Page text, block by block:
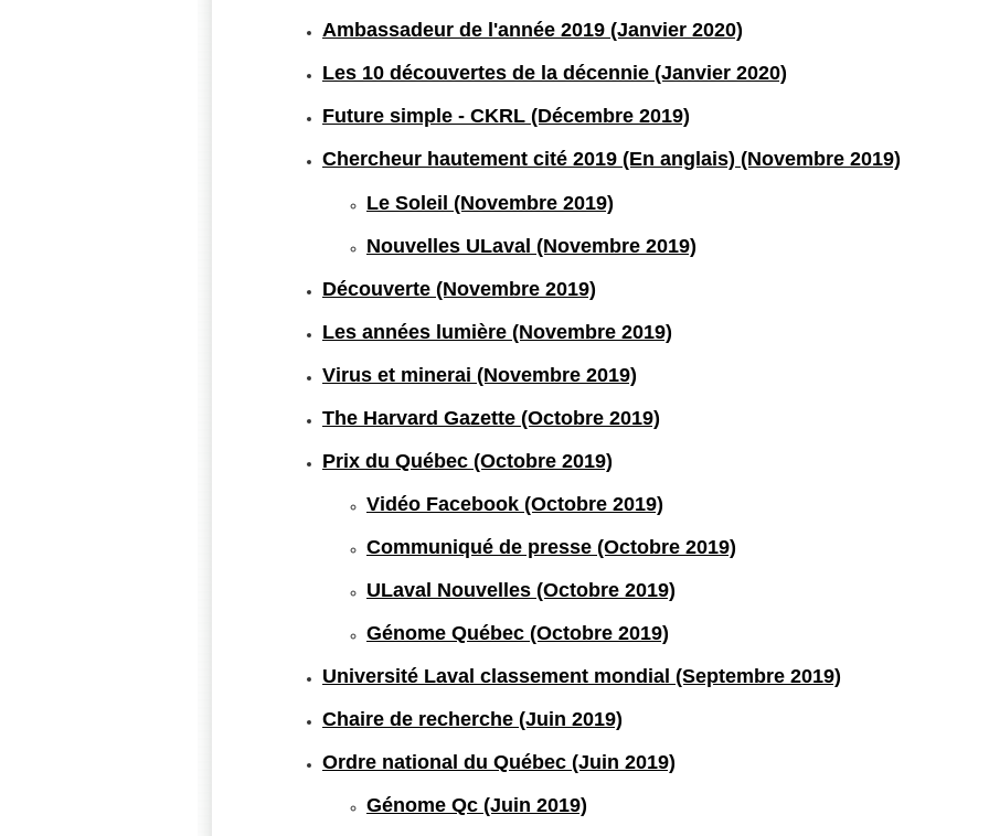
Ambassadeur de l'année 2019 (Janvier 2020)
Les 10 découvertes de la décennie (Janvier 2020)
Future simple - CKRL (Décembre 2019)
Chercheur hautement cité 2019 (En anglais) (Novembre 2019)
Le Soleil (Novembre 2019)
Nouvelles ULaval (Novembre 2019)
Découverte (Novembre 2019)
Les années lumière (Novembre 2019)
Virus et minerai (Novembre 2019)
The Harvard Gazette (Octobre 2019)
Prix du Québec (Octobre 2019)
Vidéo Facebook (Octobre 2019)
Communiqué de presse (Octobre 2019)
ULaval Nouvelles (Octobre 2019)
Génome Québec (Octobre 2019)
Université Laval classement mondial (Septembre 2019)
Chaire de recherche (Juin 2019)
Ordre national du Québec (Juin 2019)
Génome Qc (Juin 2019)